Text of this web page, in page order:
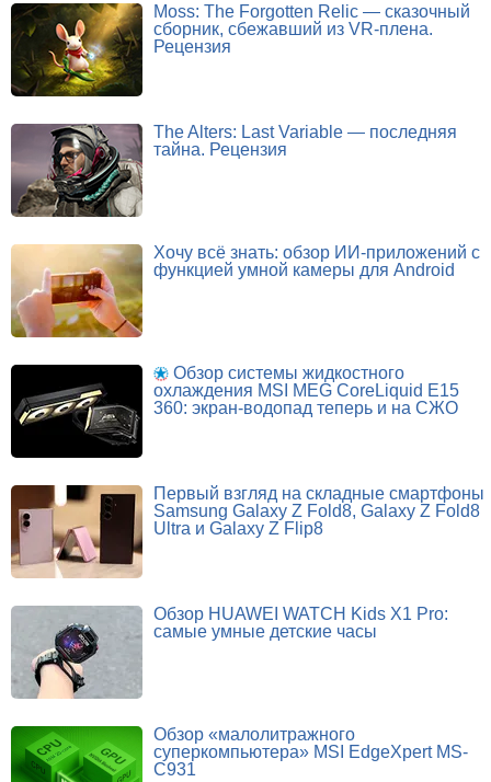
Moss: The Forgotten Relic — сказочный
сборник, сбежавший из VR-плена.
Рецензия
The Alters: Last Variable — последняя
тайна. Рецензия
Хочу всё знать: обзор ИИ-приложений с
функцией умной камеры для Android
Обзор системы жидкостного
охлаждения MSI MEG CoreLiquid E15
360: экран-водопад теперь и на СЖО
Первый взгляд на складные смартфоны
Samsung Galaxy Z Fold8, Galaxy Z Fold8
Ultra и Galaxy Z Flip8
Обзор HUAWEI WATCH Kids X1 Pro:
самые умные детские часы
Обзор «малолитражного
суперкомпьютера» MSI EdgeXpert MS-
C931